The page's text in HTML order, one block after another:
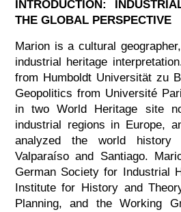
INTRODUCTION:
THE GLOBAL PERSPECTIVE
Marion is a cultural
industrial heritage
from Humboldt Universität zu
Geopolitics from Université
in two World Heritage site
industrial regions in Europe,
analyzed the world history
Valparaíso and Santiago.
German Society for Industrial
Institute for History and
Planning, and the Working